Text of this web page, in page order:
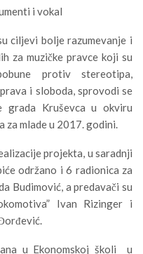
i vokal
ciljevi bolje razumevanje i
za muzičke pravce koji su
protiv stereotipa,
i sloboda, sprovodi se
grada Kruševca u okviru
za mlade u 2017. godini.
projekta, u saradnji
održano i 6 radionica za
Budimović, a predavači su
Ivan Rizinger i
u Ekonomskoj školi u